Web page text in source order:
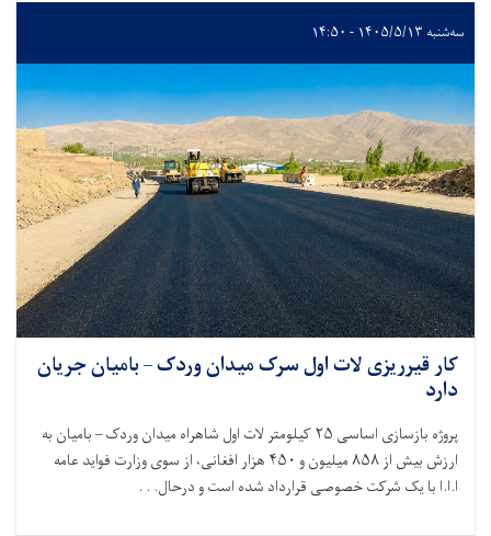
سه‌شنبه ۱۴۰۵/۵/۱۳ - ۱۴:۵۰
کار قیرریزی لات اول سرک میدان وردک – بامیان جریان
دارد
پروژه بازسازی اساسی ۲۵کیلومتر لات اول شاهراه میدان وردک – بامیان به
ارزش بیش از۸۵۸میلیون و ۴۵۰ هزار افغانی، از سوی وزارت فواید عامه
ا.ا.ا با یک شرکت خصوصی قرارداد شده است و درحال. . .